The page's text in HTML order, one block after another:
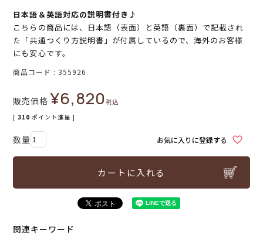
日本語＆英語対応の説明書付き♪
こちらの商品には、日本語（表面）と英語（裏面）で記載され
た「共通つくり方説明書」が付属しているので、海外のお客様
にも安心です。
商品コード 355926
販売価格 ¥6,820税込
[ 310 ポイント進呈 ]
お気に入りに登録する
カートに入れる
関連キーワード